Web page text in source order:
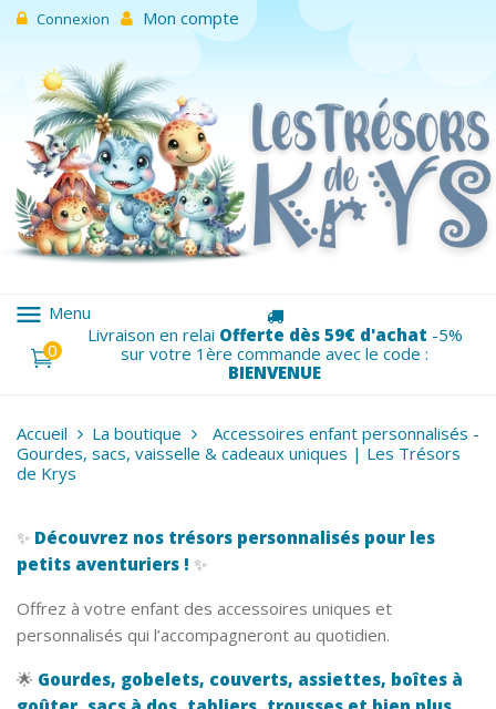
Connexion Mon compte
menu Menu
0
Livraison en relai Offerte dès 59€ d'achat -5%
sur votre 1ère commande avec le code :
BIENVENUE
Accueil La boutique
Accessoires enfant personnalisés -
Gourdes, sacs, vaisselle & cadeaux uniques | Les Trésors
de Krys
✨ Découvrez nos trésors personnalisés pour les
petits aventuriers ! ✨
Offrez à votre enfant des accessoires uniques et
personnalisés qui l’accompagneront au quotidien.
🌟 Gourdes, gobelets, couverts, assiettes, boîtes à